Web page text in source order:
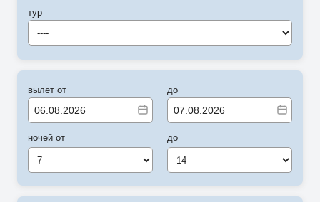
тур
----
вылет от
ночей от
7
до
до
14